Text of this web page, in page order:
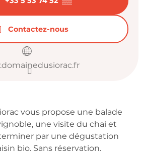
Contactez-nous
vous propose une balade
une visite du chai et
par une dégustation
bio. Sans réservation.